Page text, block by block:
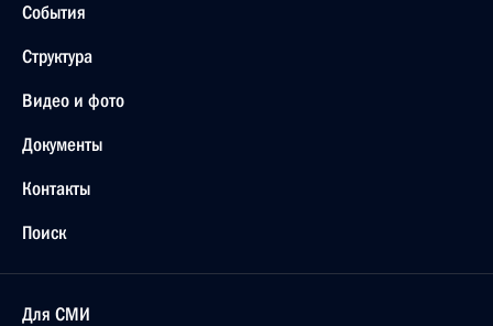
События
Структура
Видео и фото
Документы
Контакты
Поиск
Для СМИ